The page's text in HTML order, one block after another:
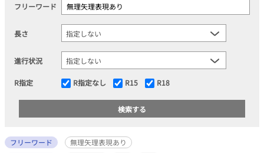
フリーワード
長さ
進行状況
R指定 R指定なし R15 R18
フリーワード
無理矢理表現あり